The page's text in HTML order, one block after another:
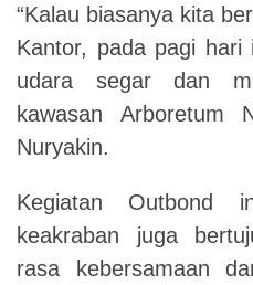
“Kalau biasanya kita
Kantor, pada pagi hari
udara segar dan
kawasan Arboretum
Nuryakin.
Kegiatan Outbond
keakraban juga
rasa kebersamaan